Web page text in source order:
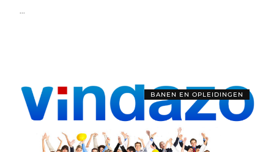
...
BANEN EN OPLEIDINGEN